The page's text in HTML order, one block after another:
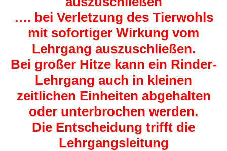
…. bei Verletzung des Tierwohls
mit sofortiger Wirkung vom
Lehrgang auszuschließen.
Bei großer Hitze kann ein Rinder-
Lehrgang auch in kleinen
zeitlichen Einheiten abgehalten
oder unterbrochen werden.
Die Entscheidung trifft die
Lehrgangsleitung